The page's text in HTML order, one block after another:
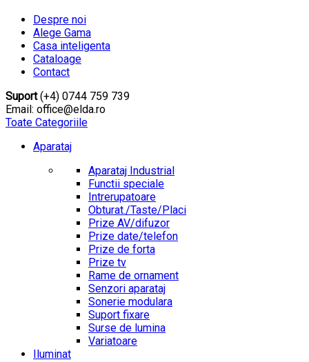
Despre noi
Alege Gama
Casa inteligenta
Cataloage
Contact
Suport(+4) 0744 759 739
Email: office@elda.ro
Toate Categoriile
Aparataj
Aparataj Industrial
Functii speciale
Intrerupatoare
Obturat./Taste/Placi
Prize AV/difuzor
Prize date/telefon
Prize de forta
Prize tv
Rame de ornament
Senzori aparataj
Sonerie modulara
Suport fixare
Surse de lumina
Variatoare
Iluminat